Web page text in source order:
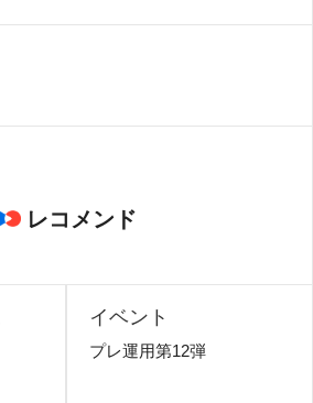
レコメンド
イベント
プレ運用第12弾